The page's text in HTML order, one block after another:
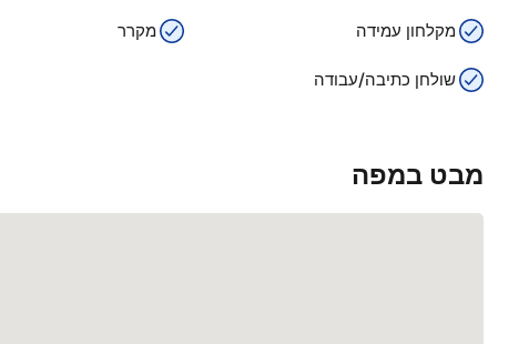
מקלחון עמידה מקרר
שולחן כתיבה/עבודה
מבט במפה